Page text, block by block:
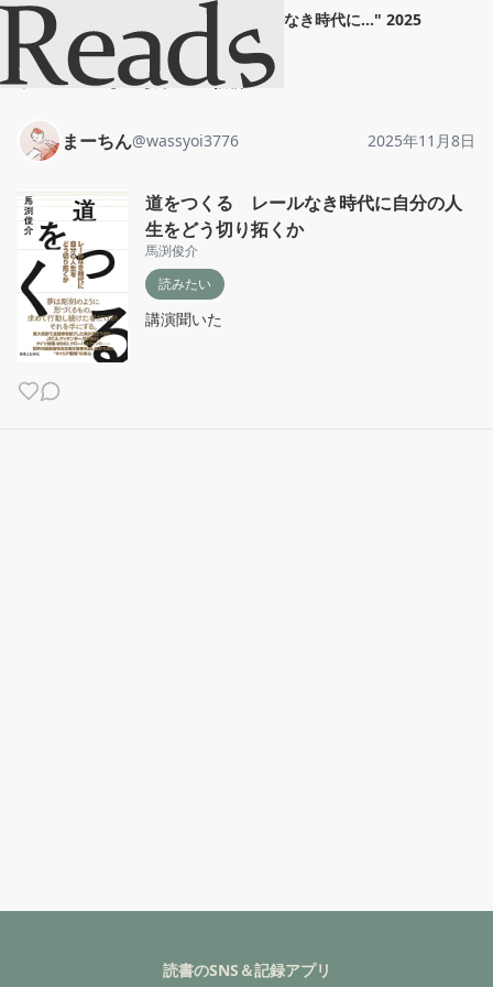
道をつくる レールなき時代に..." 2025
年11月8日
ホーム
まーちん 投稿
まーちん@wassyoi3776 2025年11月8日
道をつくる レールなき時代に自分の人
生をどう切り拓くか
馬渕俊介
読みたい
講演聞いた
読書のSNS＆記録アプリ